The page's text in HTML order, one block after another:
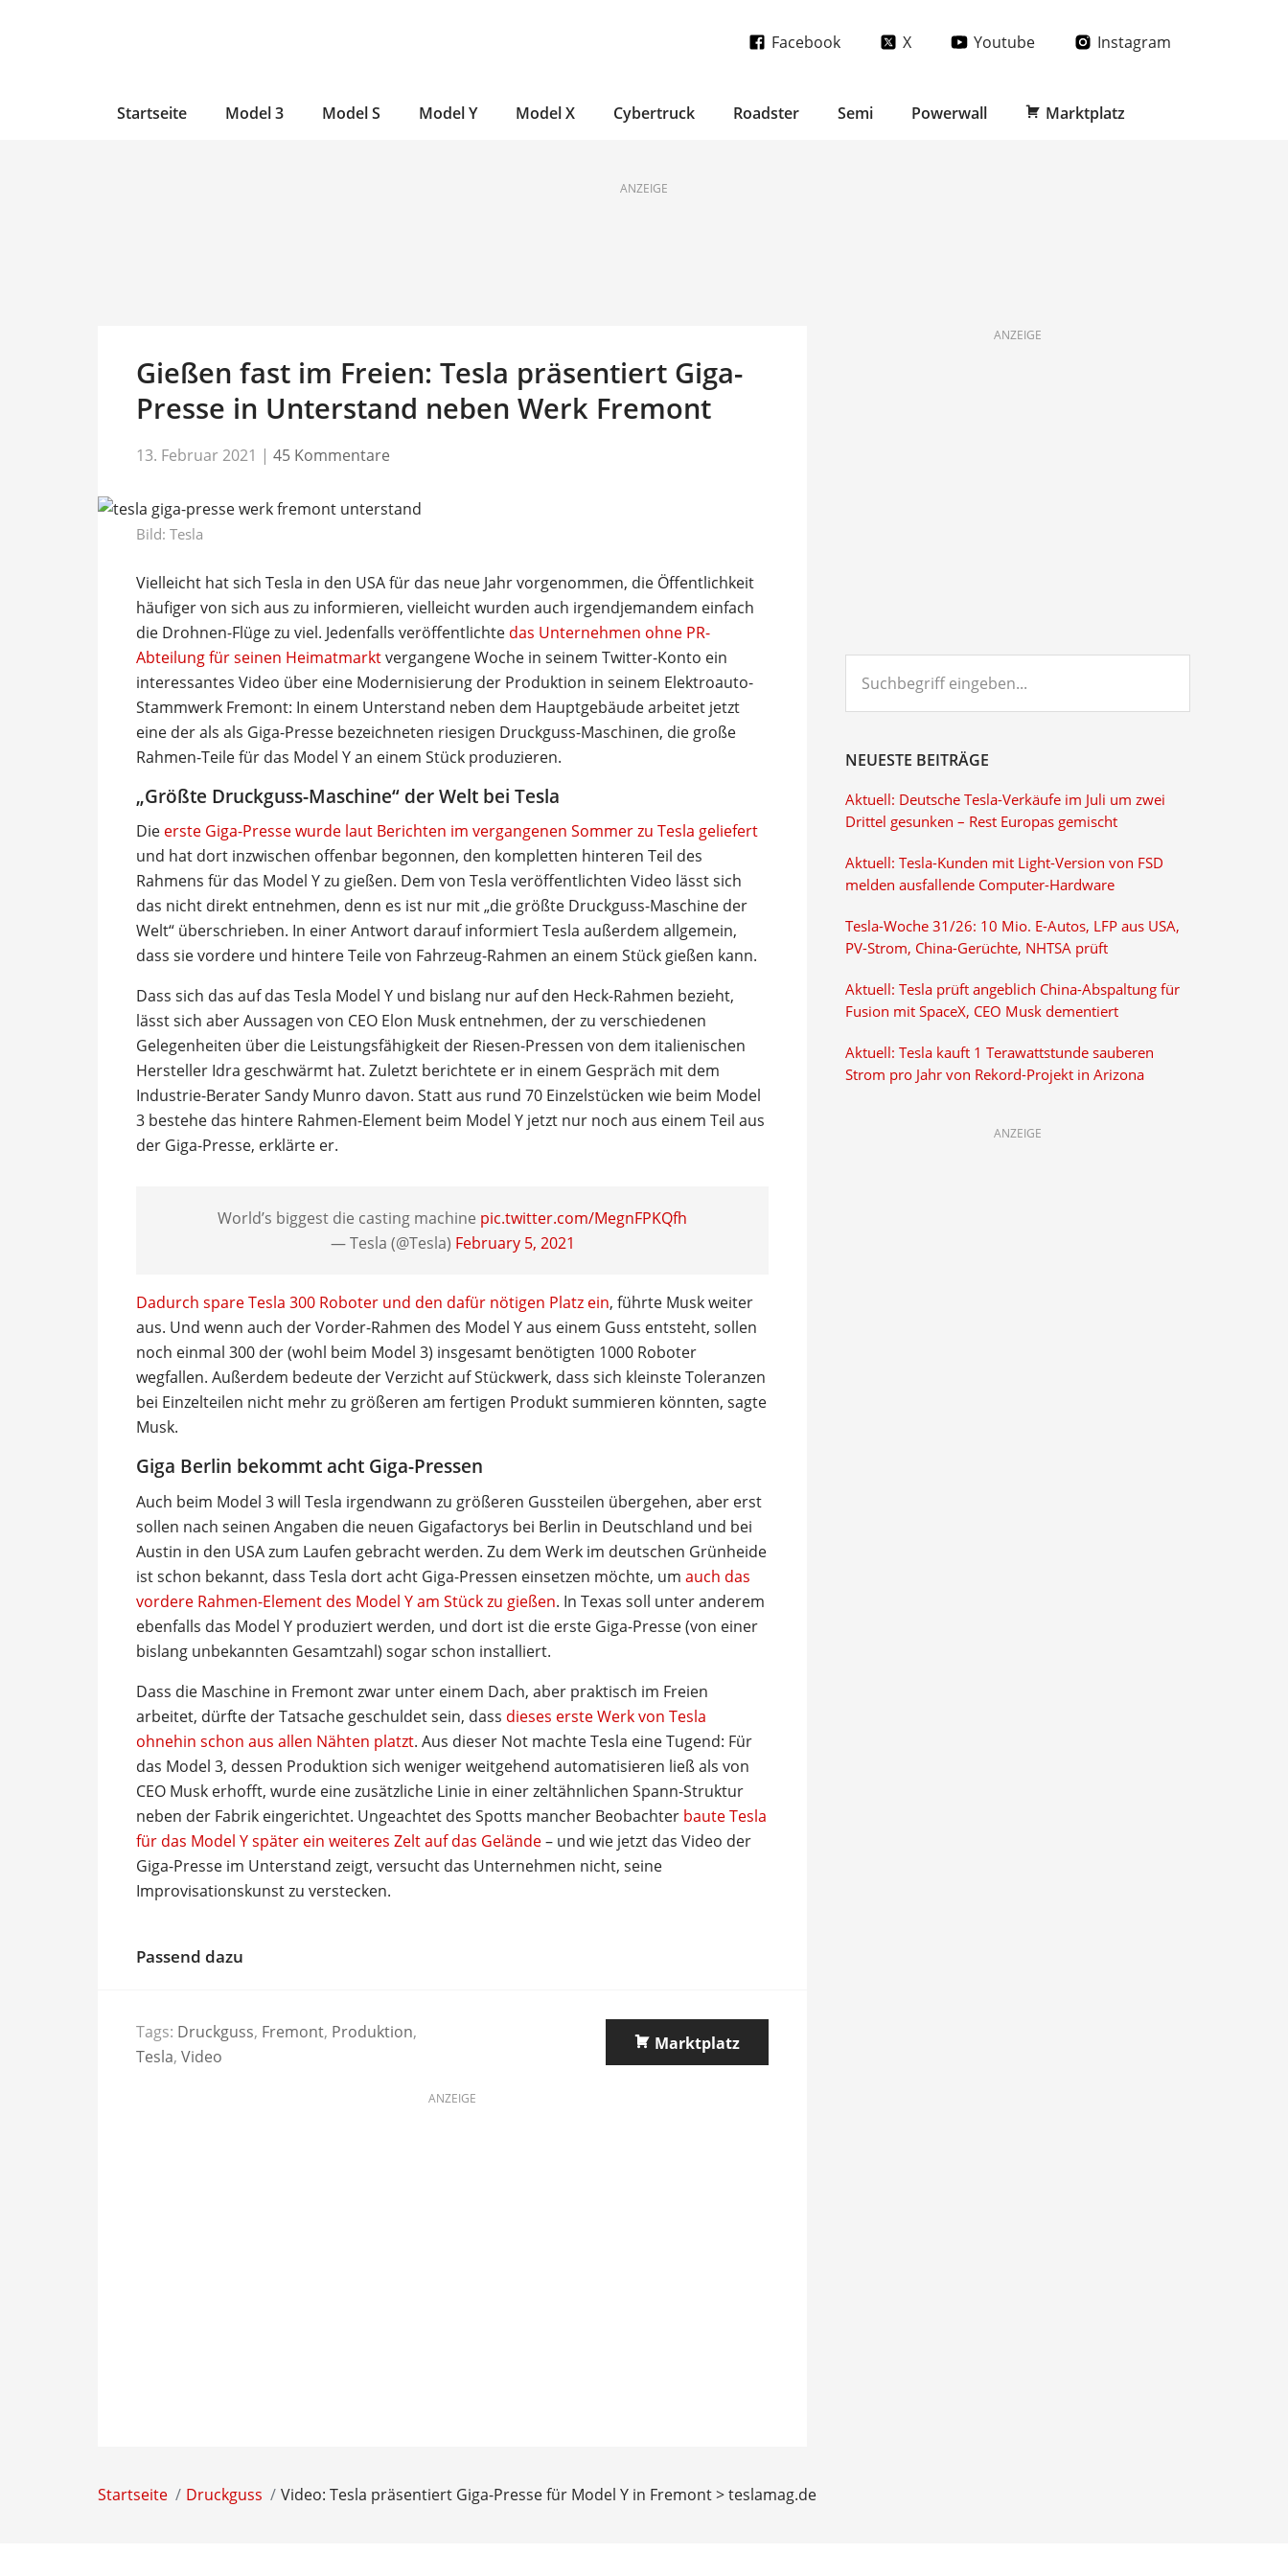
Facebook X Youtube Instagram
Startseite Model 3 Model S Model Y Model X Cybertruck Roadster Semi Powerwall Marktplatz
ANZEIGE
Gießen fast im Freien: Tesla präsentiert Giga-
Presse in Unterstand neben Werk Fremont
13. Februar 2021 | 45 Kommentare
Bild: Tesla
Vielleicht hat sich Tesla in den USA für das neue Jahr vorgenommen, die Öffentlichkeit
häufiger von sich aus zu informieren, vielleicht wurden auch irgendjemandem einfach
die Drohnen-Flüge zu viel. Jedenfalls veröffentlichte das Unternehmen ohne PR-
Abteilung für seinen Heimatmarktvergangene Woche in seinem Twitter-Konto ein
interessantes Video über eine Modernisierung der Produktion in seinem Elektroauto-
Stammwerk Fremont: In einem Unterstand neben dem Hauptgebäude arbeitet jetzt
eine der als als Giga-Presse bezeichneten riesigen Druckguss-Maschinen, die große
Rahmen-Teile für das Model Y an einem Stück produzieren.
„Größte Druckguss-Maschine“ der Welt bei Tesla
Die erste Giga-Presse wurde laut Berichten im vergangenen Sommer zu Tesla geliefert
und hat dort inzwischen offenbar begonnen, den kompletten hinteren Teil des
Rahmens für das Model Y zu gießen. Dem von Tesla veröffentlichten Video lässt sich
das nicht direkt entnehmen, denn es ist nur mit „die größte Druckguss-Maschine der
Welt“ überschrieben. In einer Antwort darauf informiert Tesla außerdem allgemein,
dass sie vordere und hintere Teile von Fahrzeug-Rahmen an einem Stück gießen kann.
Dass sich das auf das Tesla Model Y und bislang nur auf den Heck-Rahmen bezieht,
lässt sich aber Aussagen von CEO Elon Musk entnehmen, der zu verschiedenen
Gelegenheiten über die Leistungsfähigkeit der Riesen-Pressen von dem italienischen
Hersteller Idra geschwärmt hat. Zuletzt berichtete er in einem Gespräch mit dem
Industrie-Berater Sandy Munro davon. Statt aus rund 70 Einzelstücken wie beim Model
3 bestehe das hintere Rahmen-Element beim Model Y jetzt nur noch aus einem Teil aus
der Giga-Presse, erklärte er.
World’s biggest die casting machine pic.twitter.com/MegnFPKQfh
— Tesla (@Tesla) February 5, 2021
Dadurch spare Tesla 300 Roboter und den dafür nötigen Platz ein, führte Musk weiter
aus. Und wenn auch der Vorder-Rahmen des Model Y aus einem Guss entsteht, sollen
noch einmal 300 der (wohl beim Model 3) insgesamt benötigten 1000 Roboter
wegfallen. Außerdem bedeute der Verzicht auf Stückwerk, dass sich kleinste Toleranzen
bei Einzelteilen nicht mehr zu größeren am fertigen Produkt summieren könnten, sagte
Musk.
Giga Berlin bekommt acht Giga-Pressen
Auch beim Model 3 will Tesla irgendwann zu größeren Gussteilen übergehen, aber erst
sollen nach seinen Angaben die neuen Gigafactorys bei Berlin in Deutschland und bei
Austin in den USA zum Laufen gebracht werden. Zu dem Werk im deutschen Grünheide
ist schon bekannt, dass Tesla dort acht Giga-Pressen einsetzen möchte, um auch das
vordere Rahmen-Element des Model Y am Stück zu gießen. In Texas soll unter anderem
ebenfalls das Model Y produziert werden, und dort ist die erste Giga-Presse (von einer
bislang unbekannten Gesamtzahl) sogar schon installiert.
Dass die Maschine in Fremont zwar unter einem Dach, aber praktisch im Freien
arbeitet, dürfte der Tatsache geschuldet sein, dass dieses erste Werk von Tesla
ohnehin schon aus allen Nähten platzt. Aus dieser Not machte Tesla eine Tugend: Für
das Model 3, dessen Produktion sich weniger weitgehend automatisieren ließ als von
CEO Musk erhofft, wurde eine zusätzliche Linie in einer zeltähnlichen Spann-Struktur
neben der Fabrik eingerichtet. Ungeachtet des Spotts mancher Beobachter baute Tesla
für das Model Y später ein weiteres Zelt auf das Gelände– und wie jetzt das Video der
Giga-Presse im Unterstand zeigt, versucht das Unternehmen nicht, seine
Improvisationskunst zu verstecken.
Passend dazu
Tags: Druckguss, Fremont, Produktion,
Tesla, Video
Marktplatz
ANZEIGE
ANZEIGE
eingeben...
NEUESTE BEITRÄGE
Aktuell: Deutsche Tesla-Verkäufe im Juli um zwei
Drittel gesunken – Rest Europas gemischt
Aktuell: Tesla-Kunden mit Light-Version von FSD
melden ausfallende Computer-Hardware
Tesla-Woche 31/26: 10 Mio. E-Autos, LFP aus USA,
PV-Strom, China-Gerüchte, NHTSA prüft
Aktuell: Tesla prüft angeblich China-Abspaltung für
Fusion mit SpaceX, CEO Musk dementiert
Aktuell: Tesla kauft 1 Terawattstunde sauberen
Strom pro Jahr von Rekord-Projekt in Arizona
ANZEIGE
Startseite Druckguss Video: Tesla präsentiert Giga-Presse für Model Y in Fremont > teslamag.de